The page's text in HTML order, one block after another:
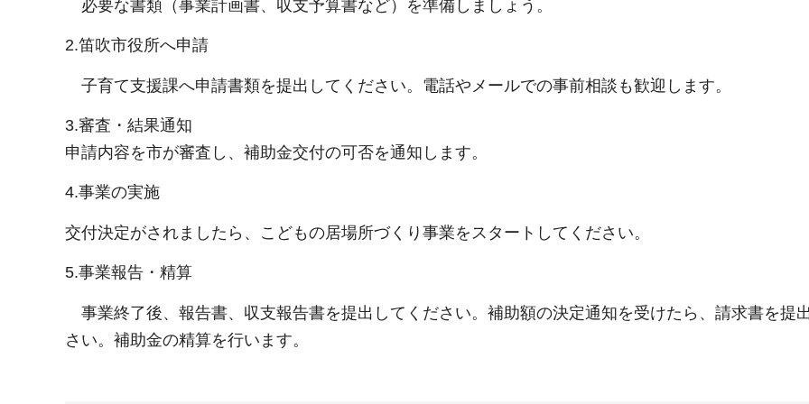
必要な書類（事業計画書、収支予算書など）を準備しましょう。
2.笛吹市役所へ申請
子育て支援課へ申請書類を提出してください。電話やメールでの事前相談も歓迎します。
3.審査・結果通知
申請内容を市が審査し、補助金交付の可否を通知します。
4.事業の実施
交付決定がされましたら、こどもの居場所づくり事業をスタートしてください。
5.事業報告・精算
事業終了後、報告書、収支報告書を提出してください。補助額の決定通知を受けたら、請求書を提
さい。補助金の精算を行います。